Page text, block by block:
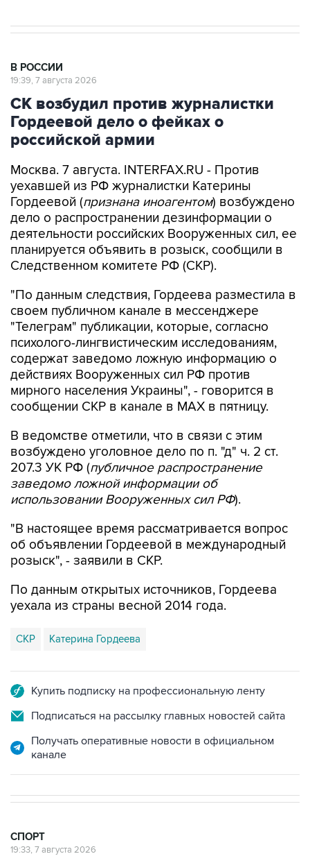
В РОССИИ
19:39, 7 августа 2026
СК возбудил против журналистки
Гордеевой дело о фейках о
российской армии
Москва. 7 августа. INTERFAX.RU - Против
уехавшей из РФ журналистки Катерины
Гордеевой (признана иноагентом) возбуждено
дело о распространении дезинформации о
деятельности российских Вооруженных сил, ее
планируется объявить в розыск, сообщили в
Следственном комитете РФ (СКР).
"По данным следствия, Гордеева разместила в
своем публичном канале в мессенджере
"Телеграм" публикации, которые, согласно
психолого-лингвистическим исследованиям,
содержат заведомо ложную информацию о
действиях Вооруженных сил РФ против
мирного населения Украины", - говорится в
сообщении СКР в канале в MAX в пятницу.
В ведомстве отметили, что в связи с этим
возбуждено уголовное дело по п. "д" ч. 2 ст.
207.3 УК РФ (публичное распространение
заведомо ложной информации об
использовании Вооруженных сил РФ).
"В настоящее время рассматривается вопрос
об объявлении Гордеевой в международный
розыск", - заявили в СКР.
По данным открытых источников, Гордеева
уехала из страны весной 2014 года.
СКР Катерина Гордеева
Купить подписку на профессиональную ленту
Подписаться на рассылку главных новостей сайта
Получать оперативные новости в официальном
канале
СПОРТ
19:33, 7 августа 2026